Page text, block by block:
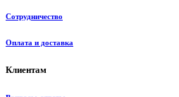
Сотрудничество
Оплата и доставка
Клиентам